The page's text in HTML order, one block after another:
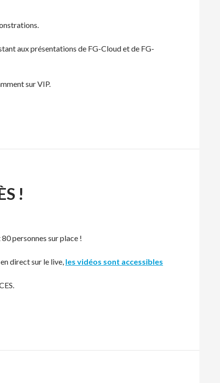
aux présentations de FG-Cloud et de FG-
sur VIP.
!
personnes sur place !
direct sur le live, les vidéos sont accessibles